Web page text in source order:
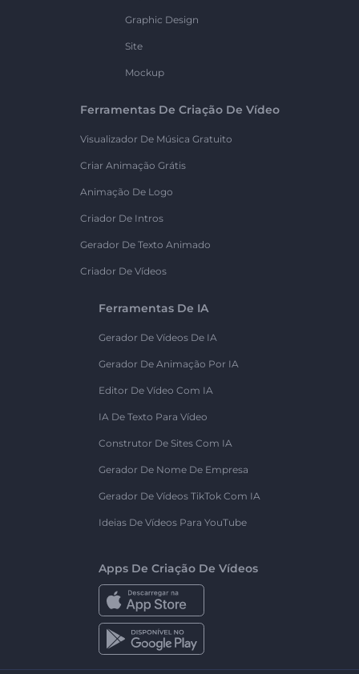
Graphic Design
Site
Mockup
Ferramentas De Criação De Vídeo
Visualizador De Música Gratuito
Criar Animação Grátis
Animação De Logo
Criador De Intros
Gerador De Texto Animado
Criador De Vídeos
Ferramentas De IA
Gerador De Vídeos De IA
Gerador De Animação Por IA
Editor De Vídeo Com IA
IA De Texto Para Vídeo
Construtor De Sites Com IA
Gerador De Nome De Empresa
Gerador De Vídeos TikTok Com IA
Ideias De Vídeos Para YouTube
Apps De Criação De Vídeos